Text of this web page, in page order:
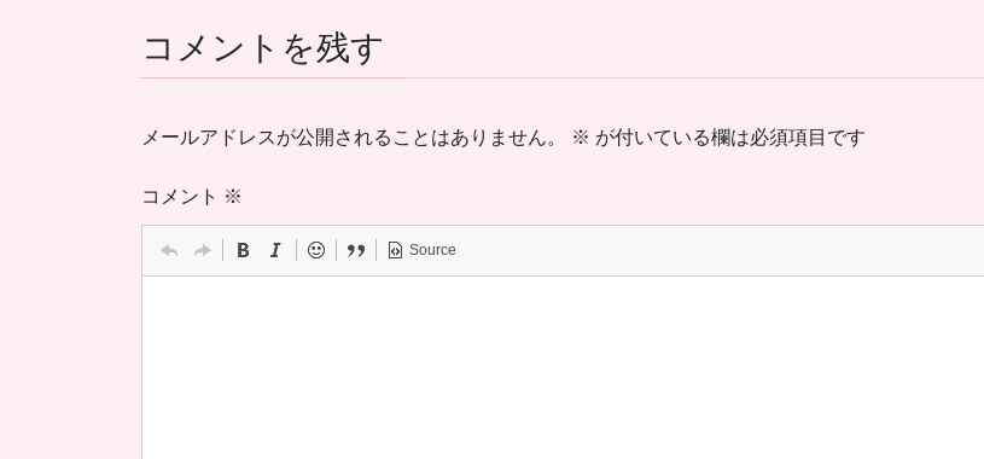
コメントを残す
メールアドレスが公開されることはありません。 ※ が付いている欄は必須項目です
コメント ※
Source